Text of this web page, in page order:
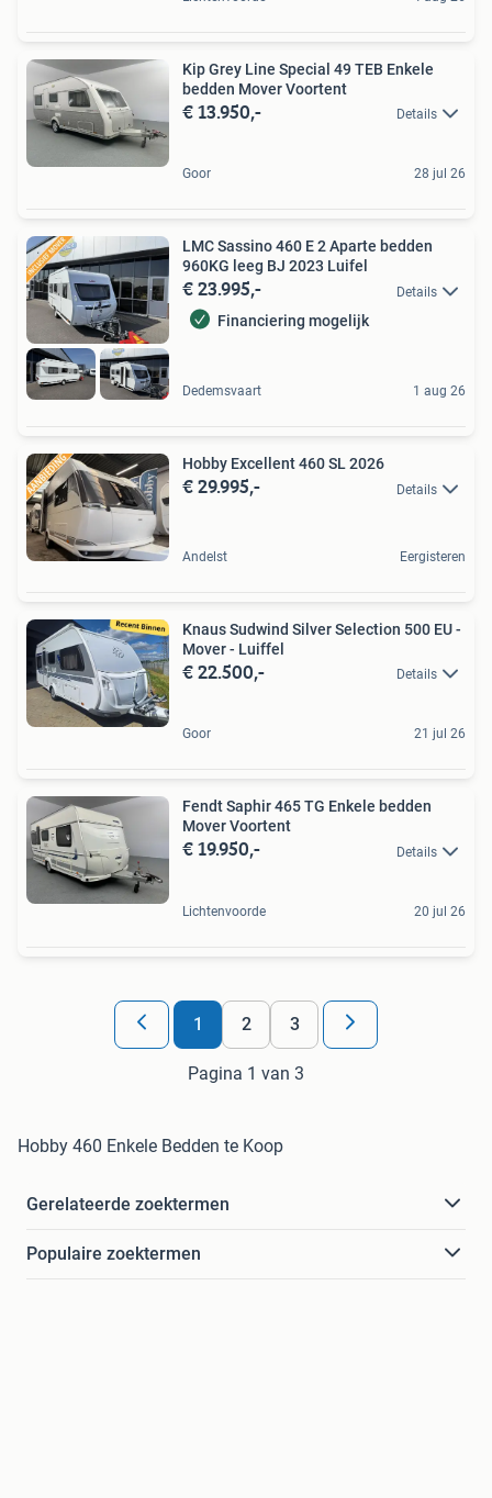
Kip Grey Line Special 49 TEB Enkele
bedden Mover Voortent
€ 13.950,- Details
Goor 28 jul 26
LMC Sassino 460 E 2 Aparte bedden
960KG leeg BJ 2023 Luifel
€ 23.995,- Details
Financiering mogelijk
Dedemsvaart 1 aug 26
Hobby Excellent 460 SL 2026
€ 29.995,- Details
Andelst Eergisteren
Knaus Sudwind Silver Selection 500 EU -
Mover - Luiffel
€ 22.500,- Details
Goor 21 jul 26
Fendt Saphir 465 TG Enkele bedden
Mover Voortent
€ 19.950,- Details
Lichtenvoorde 20 jul 26
1 2 3
Pagina 1 van 3
Hobby 460 Enkele Bedden te Koop
Gerelateerde zoektermen
Populaire zoektermen